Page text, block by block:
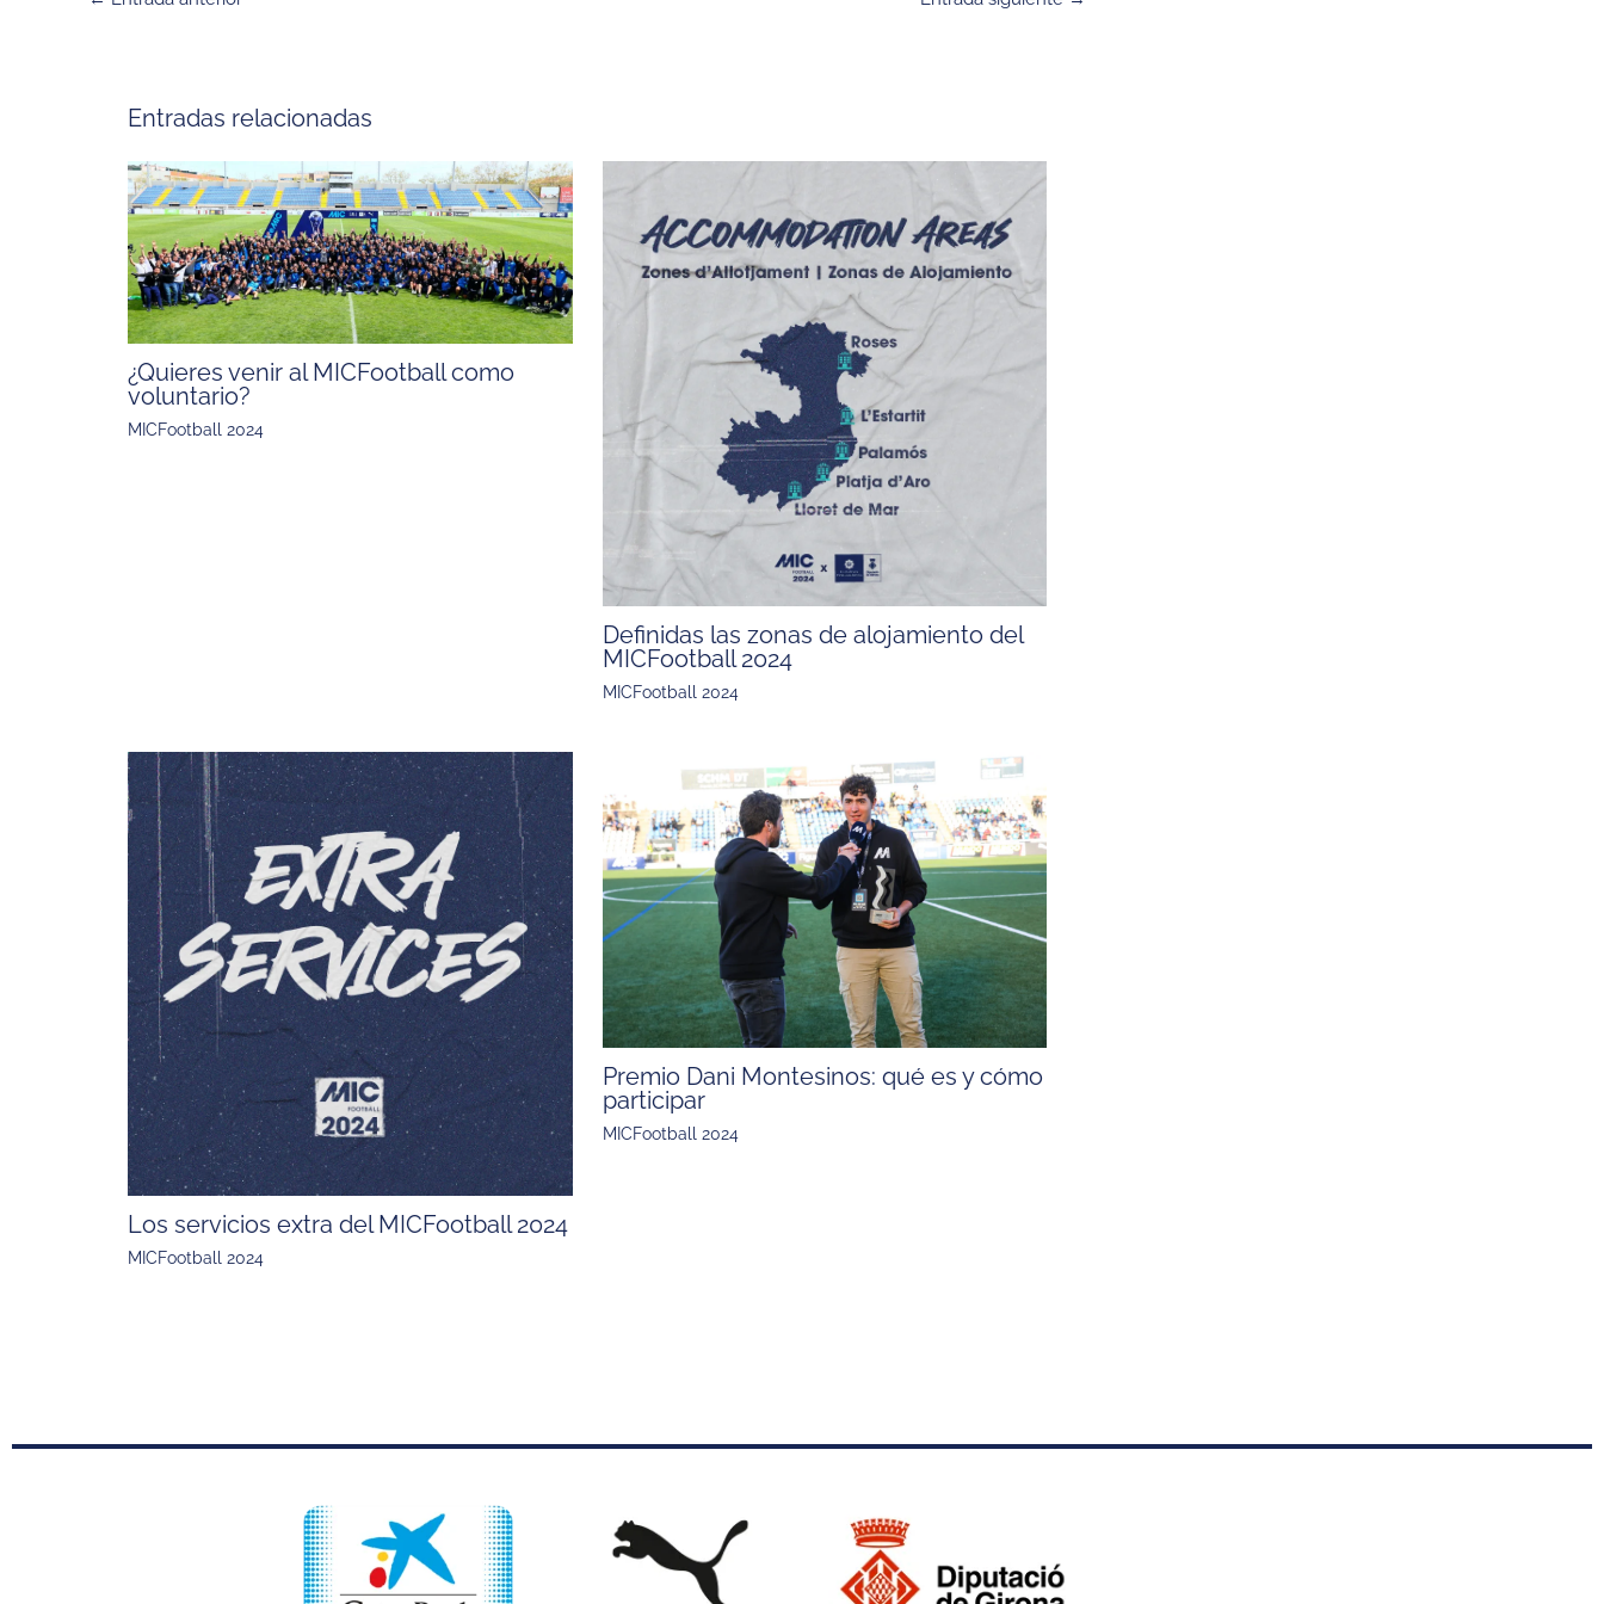
Entradas relacionadas
¿Quieres venir al MICFootball como
voluntario?
MICFootball 2024
Definidas las zonas de alojamiento del
MICFootball 2024
MICFootball 2024
Los servicios extra del MICFootball 2024
MICFootball 2024
Premio Dani Montesinos: qué es y cómo
participar
MICFootball 2024